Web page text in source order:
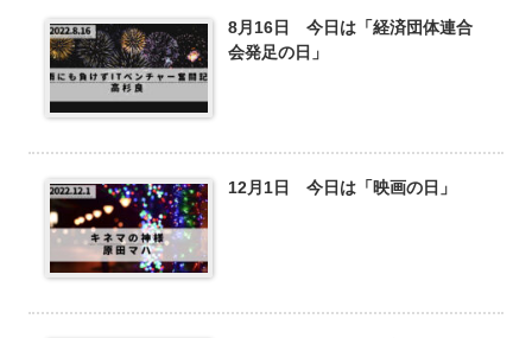
8月16日 今日は「経済団体連合
会発足の日」
12月1日 今日は「映画の日」